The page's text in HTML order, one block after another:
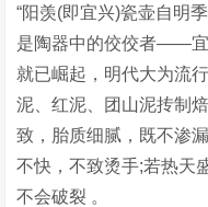
“阳羡(即宜兴)瓷壶自明
是陶器中的佼佼者——
就已崛起，明代大为流
泥、红泥、团山泥抟制
致，胎质细腻，既不渗
不快，不致烫手;若热天
不会破裂 。